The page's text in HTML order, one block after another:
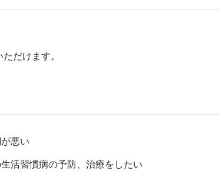
だけます。
悪い
活習慣病の予防、治療をしたい